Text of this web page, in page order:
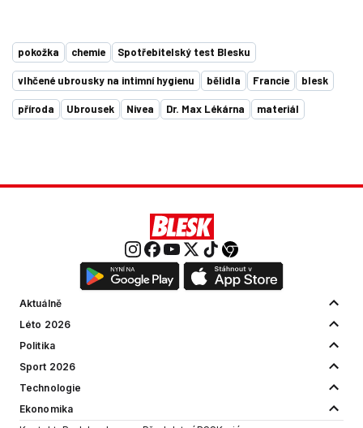
pokožka chemie Spotřebitelský test Blesku
vlhčené ubrousky na intimní hygienu bělidla Francie blesk
příroda Ubrousek Nivea Dr. Max Lékárna materiál
Aktuálně
Léto 2026
Politika
Sport 2026
Technologie
Ekonomika